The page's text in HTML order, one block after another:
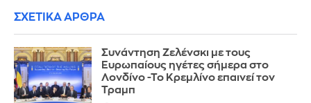
ΣΧΕΤΙΚΑ ΑΡΘΡΑ
Συνάντηση Ζελένσκι με τους
Ευρωπαίους ηγέτες σήμερα στο
Λονδίνο -Το Κρεμλίνο επαινεί τον
Τραμπ